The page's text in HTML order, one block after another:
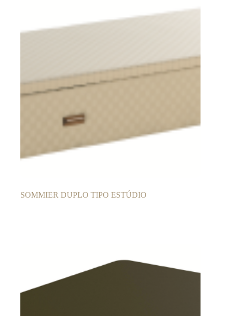
SOMMIER DUPLO TIPO ESTÚDIO